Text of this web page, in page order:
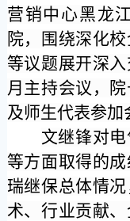
营销中心黑龙
院，围绕深化
等议题展开深
月主持会议，
及师生代表参加
文继锋对
等方面取得的
瑞继保总体情
术、行业贡献